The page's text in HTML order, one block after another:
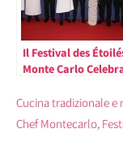
Il Festival des
Monte Carlo
Paris
Cucina tradizionale
Chef Montecarlo,